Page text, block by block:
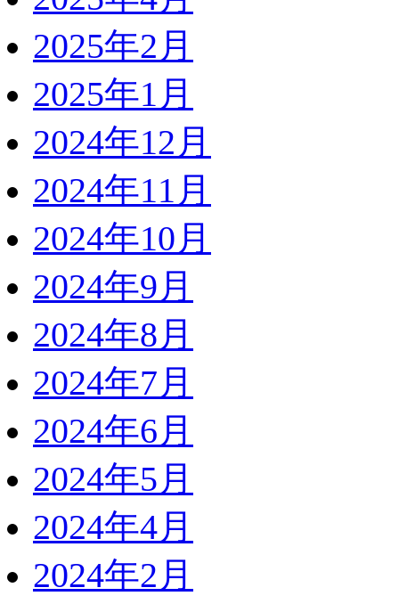
2025年2月
2025年1月
2024年12月
2024年11月
2024年10月
2024年9月
2024年8月
2024年7月
2024年6月
2024年5月
2024年4月
2024年2月